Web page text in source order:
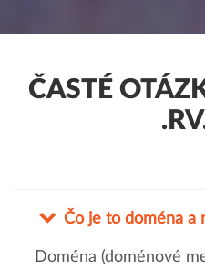
ČASTÉ
Čo je to doména a
Doména (doménové